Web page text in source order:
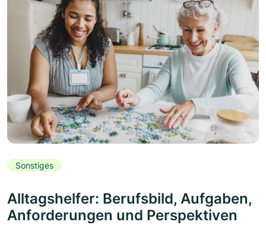
Sonstiges
Alltagshelfer: Berufsbild, Aufgaben,
Anforderungen und Perspektiven